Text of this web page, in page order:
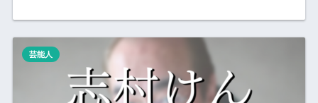
芸能人